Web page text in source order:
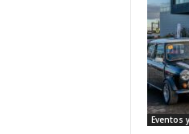
Eventos